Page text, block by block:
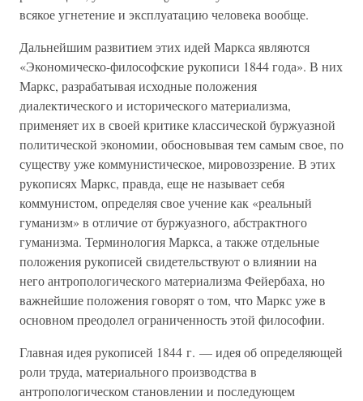
всякое угнетение и эксплуатацию человека вообще.
Дальнейшим развитием этих идей Маркса являются
«Экономическо-философские рукописи 1844 года». В них
Маркс, разрабатывая исходные положения
диалектического и исторического материализма,
применяет их в своей критике классической буржуазной
политической экономии, обосновывая тем самым свое, по
существу уже коммунистическое, мировоззрение. В этих
рукописях Маркс, правда, еще не называет себя
коммунистом, определяя свое учение как «реальный
гуманизм» в отличие от буржуазного, абстрактного
гуманизма. Терминология Маркса, а также отдельные
положения рукописей свидетельствуют о влиянии на
него антропологического материализма Фейербаха, но
важнейшие положения говорят о том, что Маркс уже в
основном преодолел ограниченность этой философии.
Главная идея рукописей 1844 г. — идея об определяющей
роли труда, материального производства в
антропологическом становлении и последующем